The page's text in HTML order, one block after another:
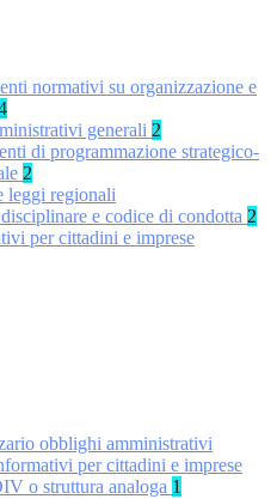
normativi su organizzazione e
generali 2
di programmazione strategico-
2
leggi regionali
e codice di condotta 2
per cittadini e imprese
obblighi amministrativi
per cittadini e imprese
o struttura analoga 1